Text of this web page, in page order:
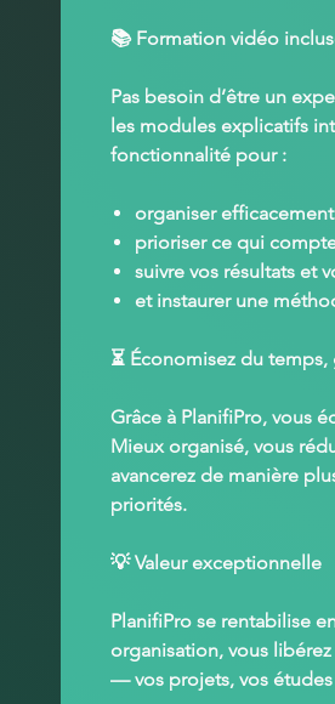
📚 Formation vidéo
Pas besoin d’être un
les modules explicatifs
fonctionnalité pour :
organiser
prioriser ce qui
suivre vos résultats et
et instaurer une
⏳ Économisez du temps,
Grâce à PlanifiPro, vous
Mieux organisé, vous
avancerez de manière
priorités.
💡Valeur exceptionnelle
PlanifiPro se rentabilise
organisation, vous
— vos projets, vos